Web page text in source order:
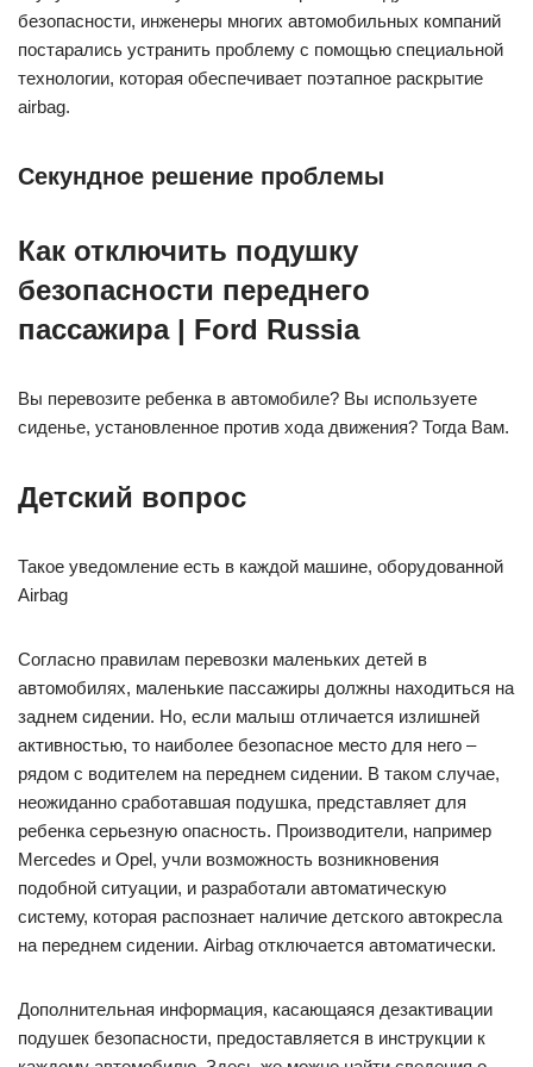
безопасности, инженеры многих автомобильных компаний
постарались устранить проблему с помощью специальной
технологии, которая обеспечивает поэтапное раскрытие
airbag.
Секундное решение проблемы
Как отключить подушку
безопасности переднего
пассажира | Ford Russia
Вы перевозите ребенка в автомобиле? Вы используете
сиденье, установленное против хода движения? Тогда Вам.
Детский вопрос
Такое уведомление есть в каждой машине, оборудованной
Airbag
Согласно правилам перевозки маленьких детей в
автомобилях, маленькие пассажиры должны находиться на
заднем сидении. Но, если малыш отличается излишней
активностью, то наиболее безопасное место для него –
рядом с водителем на переднем сидении. В таком случае,
неожиданно сработавшая подушка, представляет для
ребенка серьезную опасность. Производители, например
Mercedes и Opel, учли возможность возникновения
подобной ситуации, и разработали автоматическую
систему, которая распознает наличие детского автокресла
на переднем сидении. Airbag отключается автоматически.
Дополнительная информация, касающаяся дезактивации
подушек безопасности, предоставляется в инструкции к